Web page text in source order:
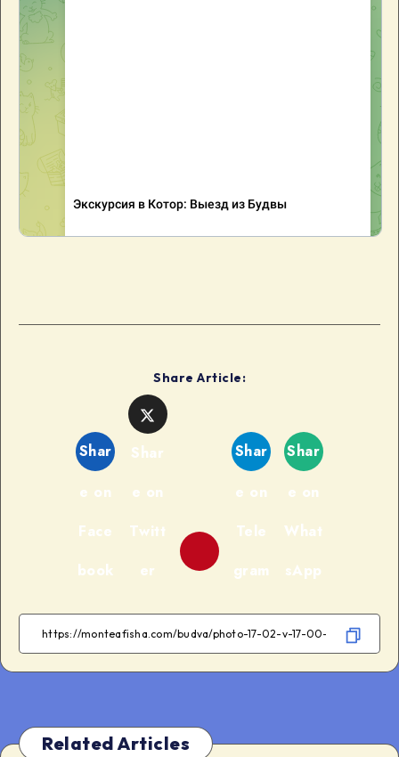
Share Article:
Shar
e on
Face
book
Shar
e on
Twitt
er
Shar
e on
Tele
gram
Shar
e on
What
sApp
Related Articles